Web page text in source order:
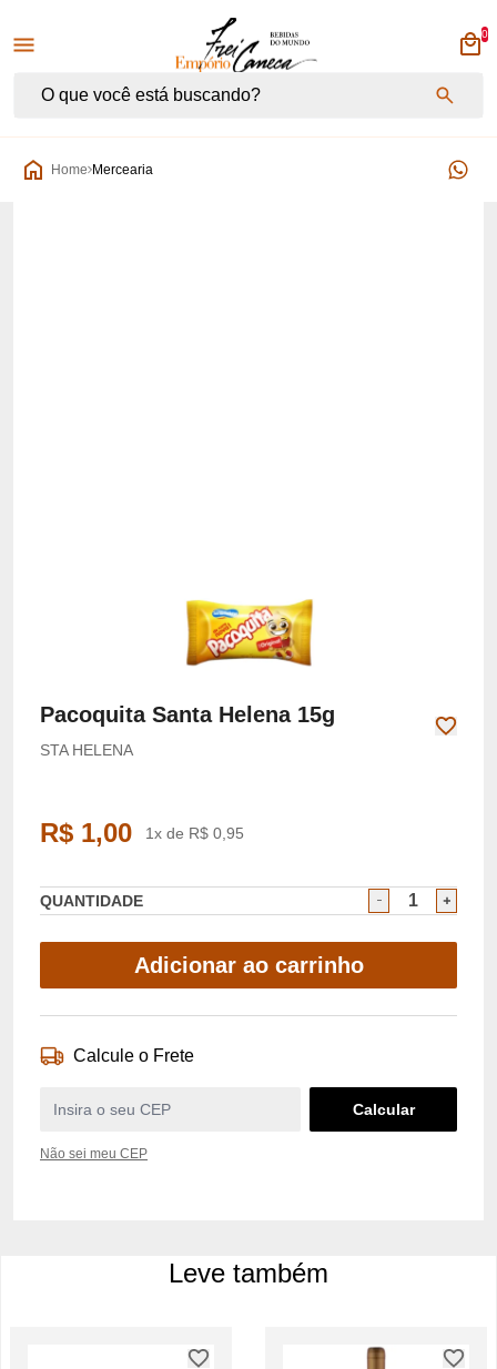
Empório Frei Caneca
0
Home Mercearia
Pacoquita Santa Helena 15g
STA HELENA
R$ 1,00 1x de R$ 0,95
QUANTIDADE
Adicionar ao carrinho
Calcule o Frete
Não sei meu CEP
Leve também